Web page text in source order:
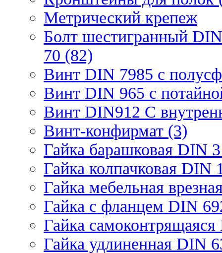
Метрический крепеж
Болт шестигранный
70 (82)
Винт DIN 7985 с
Винт DIN 965 с
Винт DIN912 С
Винт-конфирмат (3)
Гайка барашковая DIN
Гайка колпачковая DIN
Гайка мебельная
Гайка с фланцем DIN
Гайка
Гайка удлиненная DIN